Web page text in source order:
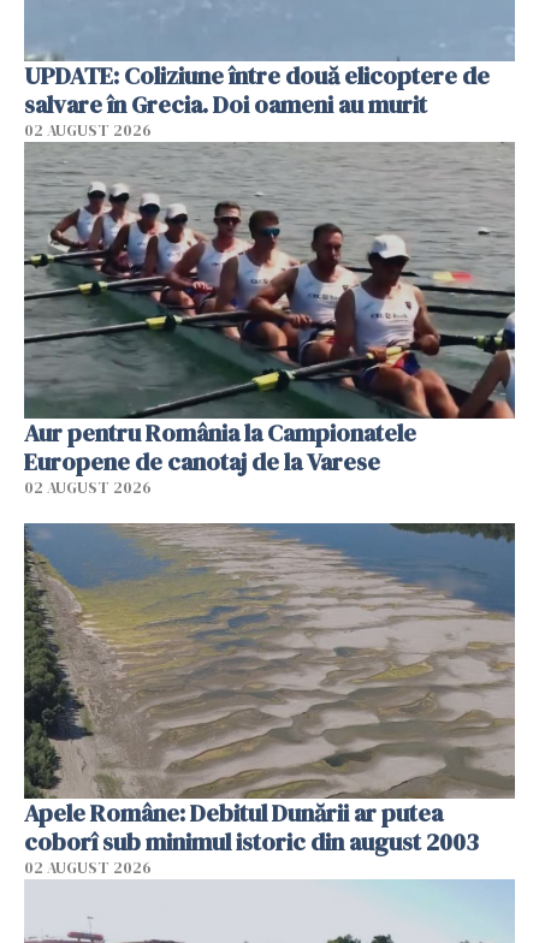
UPDATE: Coliziune între două elicoptere de
salvare în Grecia. Doi oameni au murit
02 AUGUST 2026
Aur pentru România la Campionatele
Europene de canotaj de la Varese
02 AUGUST 2026
Apele Române: Debitul Dunării ar putea
coborî sub minimul istoric din august 2003
02 AUGUST 2026